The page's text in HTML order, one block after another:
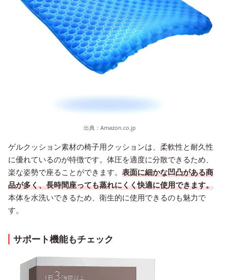
出典： Amazon.co.jp
ゲルクッション素材の椅子用クッションは、柔軟性と耐久性
に優れているのが特徴です。体圧を適度に分散できるため、
楽な姿勢で座ることができます。 表面に細かな凹凸がある商
品が多く、長時間座っても蒸れにくく快適に使用できます。
本体を水洗いできるため、衛生的に使用できるのも魅力で
す。
サポート機能もチェック